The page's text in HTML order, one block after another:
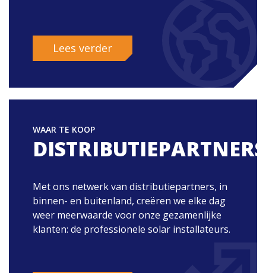
Lees verder
WAAR TE KOOP
DISTRIBUTIEPARTNERS
Met ons netwerk van distributiepartners, in
binnen- en buitenland, creëren we elke dag
weer meerwaarde voor onze gezamenlijke
klanten: de professionele solar installateurs.